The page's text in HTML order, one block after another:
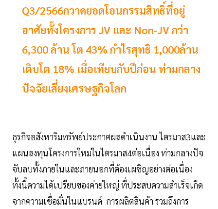
Q3/2566กวาดยอดโอนกรรมสิทธิ์ที่อยู่
อาศัยทั้งโครงการ JV และ Non-JV กว่า
6,300 ล้าน โต 43% กำไรสุทธิ 1,000ล้าน
เติบโต 18% เมื่อเทียบกับปีก่อน ท่ามกลาง
ปัจจัยเสี่ยงเศรษฐกิจโลก
ธุรกิจอสังหาริมทรัพย์ประกาศผลดำเนินงาน ไตรมาส3และ
แผนลงทุนโครงการใหม่ในไตรมาส4ต่อเนื่อง ท่ามกลางปัจ
จับลบทั้งภายในและภายนอกที่ต้องเผชิญอย่างต่อเนื่อง
ทั้งนี้ความได้เปรียบของค่ายใหญ่ ที่ประสบความสำเร็จเกิด
จากความเชื่อมั่นในแบรนด์ การผลิตสินค้า รวมถึงการ